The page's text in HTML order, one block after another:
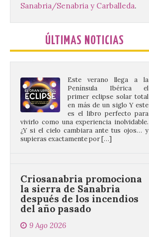
Sanabria/Senabria y Carballeda.
ÚLTIMAS NOTICIAS
El gran libro del eclipse
9 Ago 2026
en más de un siglo Y este
es el libro perfecto para
vivirlo como una experiencia inolvidable.
¿Y si el cielo cambiara ante tus ojos… y
supieras exactamente por […]
después de los incendios
del año pasado
9 Ago 2026